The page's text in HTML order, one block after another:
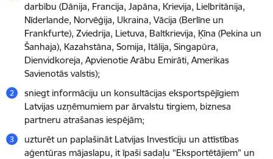
darbību (Dānija, Francija, Japāna, Krievija, Lielbritānija,
Nīderlande, Norvēģija, Ukraina, Vācija (Berlīne un
Frankfurte), Zviedrija, Lietuva, Baltkrievija, Ķīna (Pekina un
Šanhaja), Kazahstāna, Somija, Itālija, Singapūra,
Dienvidkoreja, Apvienotie Arābu Emirāti, Amerikas
Savienotās valstis);
sniegt informāciju un konsultācijas eksportspējīgiem
Latvijas uzņēmumiem par ārvalstu tirgiem, biznesa
partneru atrašanas iespējām;
uzturēt un paplašināt Latvijas Investīciju un attīstības
aģentūras mājaslapu, it īpaši sadaļu “Eksportētājiem” un